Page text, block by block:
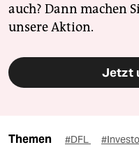
auch? Dann machen
unsere Aktion.
Jetzt
Themen #DFL